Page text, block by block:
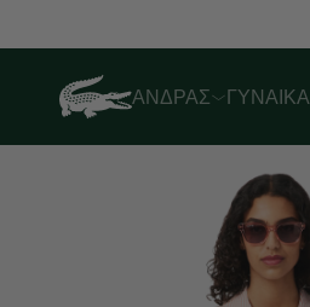
ΆΝΔΡΑΣ ΓΥΝΑΊΚΑ